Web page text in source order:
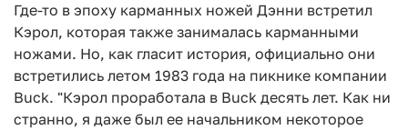
Где-то в эпоху карманных ножей Дэнни встретил
Кэрол, которая также занималась карманными
ножами. Но, как гласит история, официально они
встретились летом 1983 года на пикнике компании
Buck. "Кэрол проработала в Buck десять лет. Как ни
странно, я даже был ее начальником некоторое